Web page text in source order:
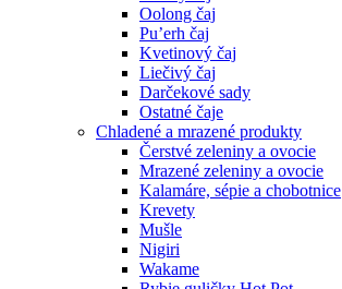
Oolong čaj
Pu’erh čaj
Kvetinový čaj
Liečivý čaj
Darčekové sady
Ostatné čaje
Chladené a mrazené produkty
Čerstvé zeleniny a ovocie
Mrazené zeleniny a ovocie
Kalamáre, sépie a chobotnice
Krevety
Mušle
Nigiri
Wakame